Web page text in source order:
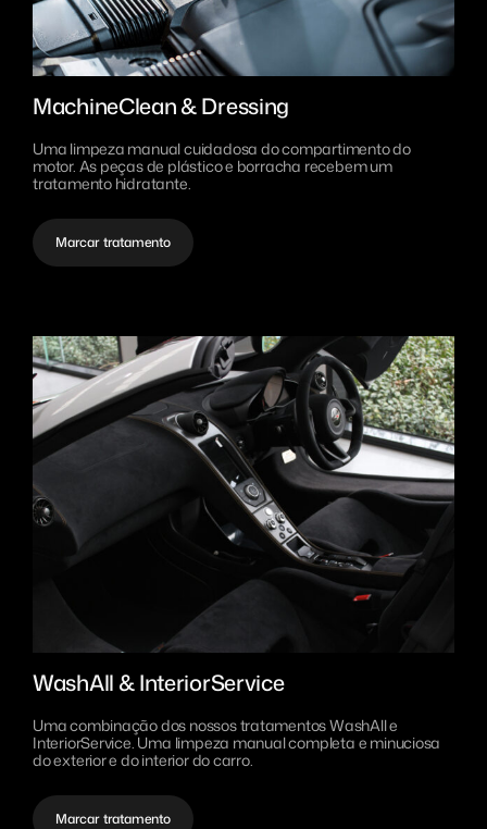
MachineClean & Dressing
Uma limpeza manual cuidadosa do compartimento do
motor. As peças de plástico e borracha recebem um
tratamento hidratante.
Marcar tratamento
WashAll & InteriorService
Uma combinação dos nossos tratamentos WashAll e
InteriorService. Uma limpeza manual completa e minuciosa
do exterior e do interior do carro.
Marcar tratamento